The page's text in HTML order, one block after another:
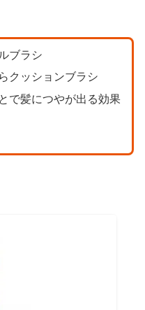
ブラシ
クッションブラシ
で髪につやが出る効果